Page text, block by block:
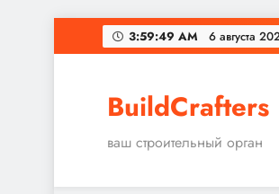
Перейти
к
3:59:50 AM 6 августа
BuildCrafters
ваш строительный орган